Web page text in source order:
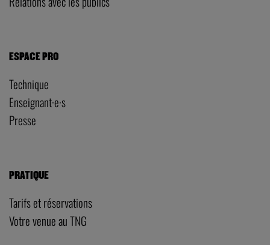
ESPACE PRO
Technique
Enseignant·e·s
Presse
PRATIQUE
Tarifs et réservations
Votre venue au TNG